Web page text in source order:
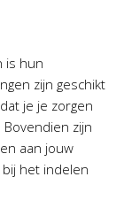
is hun
zijn geschikt
je je zorgen
zijn
aan jouw
het indelen